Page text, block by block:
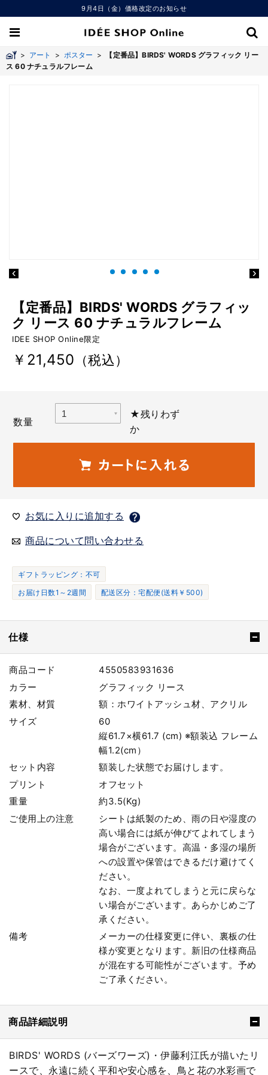
9月4日（金）価格改定のお知らせ
> アート > ポスター >
【定番品】BIRDS' WORDS グラフィック リー
ス 60 ナチュラルフレーム
【定番品】BIRDS' WORDS グラフィッ
ク リース 60 ナチュラルフレーム
IDEE SHOP Online限定
￥21,450 （税込）
数量
★残りわず
か
お気に入りに追加する
商品について問い合わせる
ギフトラッピング：不可
お届け日数1～2週間
配送区分：宅配便(送料￥500)
仕様
商品コード
4550583931636
カラー
グラフィック リース
素材、材質
額：ホワイトアッシュ材、アクリル
サイズ
60
縦61.7×横61.7 (cm) ※額装込 フレーム
幅1.2(cm）
セット内容
額装した状態でお届けします。
プリント
オフセット
重量
約3.5(Kg)
ご使用上の注意
シートは紙製のため、雨の日や湿度の
高い場合には紙が伸びてよれてしまう
場合がございます。高温・多湿の場所
への設置や保管はできるだけ避けてく
ださい。
なお、一度よれてしまうと元に戻らな
い場合がございます。あらかじめご了
承ください。
備考
メーカーの仕様変更に伴い、裏板の仕
様が変更となります。新旧の仕様商品
が混在する可能性がございます。予め
ご了承ください。
商品詳細説明
BIRDS' WORDS (バーズワーズ)・伊藤利江氏が描いたリ
ースで、永遠に続く平和や安心感を、鳥と花の水彩画で